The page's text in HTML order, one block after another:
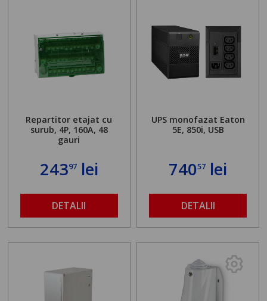
Repartitor etajat cu
surub, 4P, 160A, 48
gauri
24397lei
DETALII
UPS monofazat Eaton
5E, 850i, USB
74057 lei
DETALII